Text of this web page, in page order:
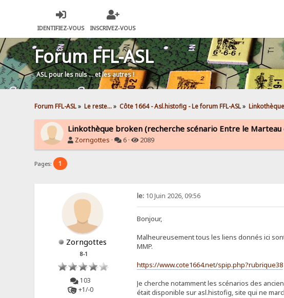
IDENTIFIEZ-VOUS INSCRIVEZ-VOUS
Forum FFL-ASL
ASL pour les nuls … et les autres !
Forum FFL-ASL» Le reste...» Côte 1664 - Asl.histofig - Le forum FFL-ASL»
Linkothèque broken (recherche scénario Entre le Marteau
Zorngottes · 6 · 2089
Pages: 1
Zorngottes
8-1
103
+1/-0
le:10 Juin 2026, 09:56
Bonjour,
Malheureusement tous les liens donnés ici
MMP.
https://www.cote1664.net/spip.php?rubrique38
Je cherche notamment les scénarios des
était disponible sur asl.histofig, site qui ne